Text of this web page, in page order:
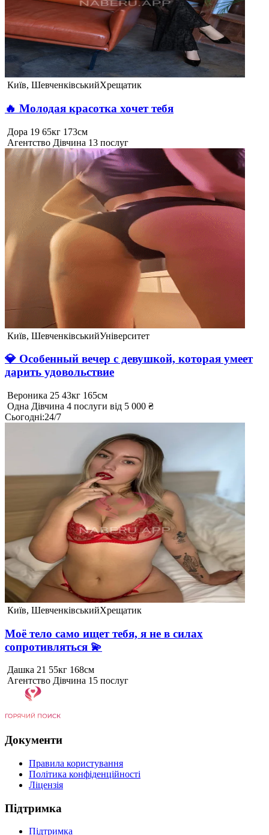
Київ, ШевченківськийХрещатик
🔥 Молодая красотка хочет тебя
Дора 19 65кг 173см
Агентство Дівчина 13 послуг
Київ, ШевченківськийУніверситет
💎 Особенный вечер с девушкой, которая умеет
дарить удовольствие
Вероника 25 43кг 165см
Одна Дівчина 4 послуги від 5 000 ₴
Сьогодні:24/7
Київ, ШевченківськийХрещатик
Моё тело само ищет тебя, я не в силах
сопротивляться 💫
Дашка 21 55кг 168см
Агентство Дівчина 15 послуг
Документи
Правила користування
Політика конфіденційності
Ліцензія
Підтримка
Підтримка